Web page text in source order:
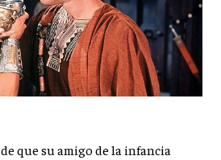
que su amigo de la infancia